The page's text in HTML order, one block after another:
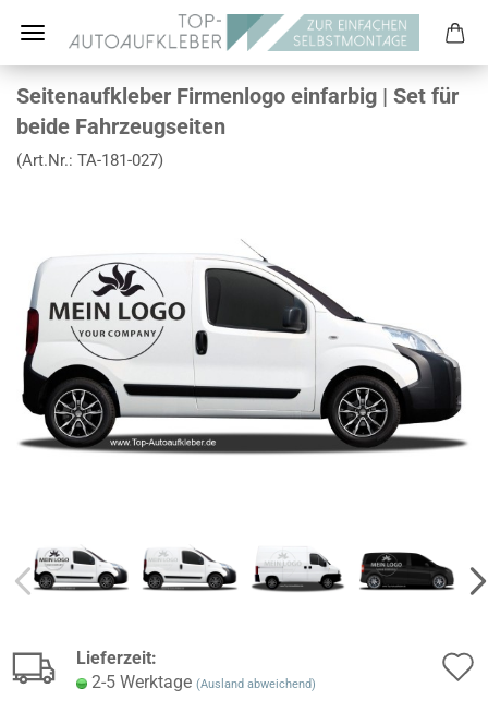
Seitenaufkleber Firmenlogo einfarbig | Set für
beide Fahrzeugseiten
(Art.Nr.: TA-181-027)
Lieferzeit:
2-5 Werktage (Ausland abweichend)